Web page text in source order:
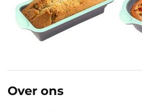
Over ons